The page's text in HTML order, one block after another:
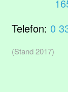
Telefon: 0
(Stand 2017)